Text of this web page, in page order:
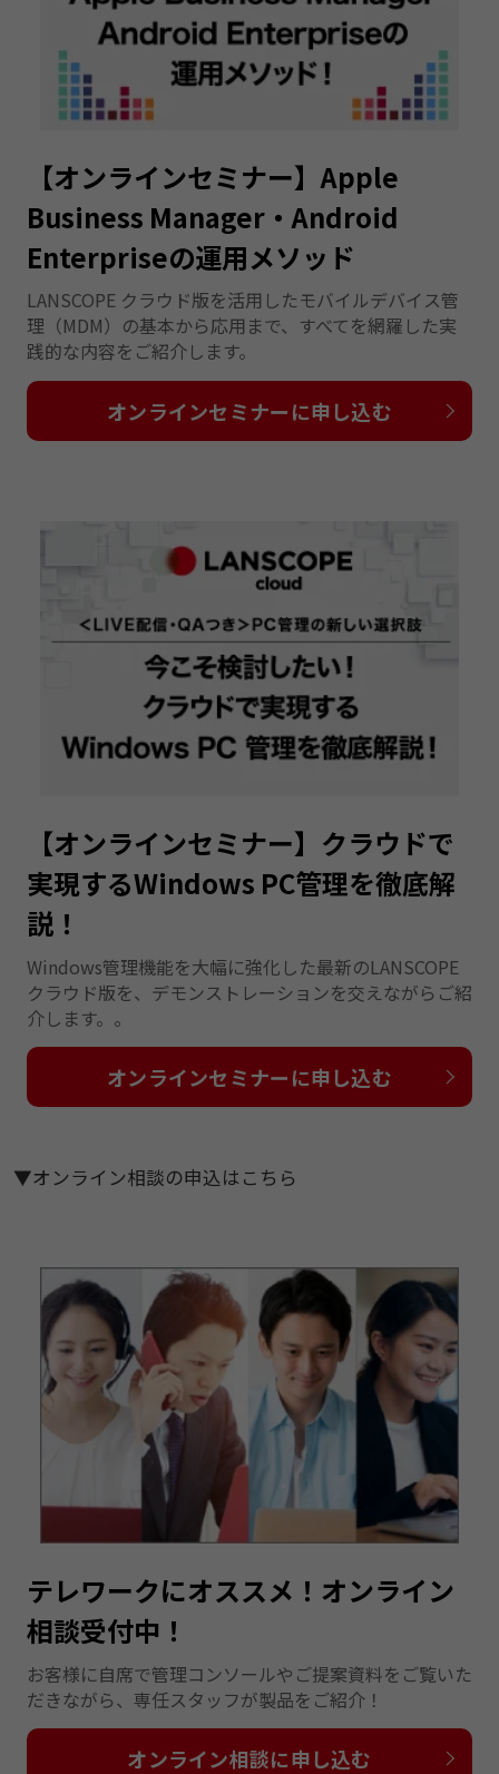
【オンラインセミナー】Apple
Business Manager・Android
Enterpriseの運用メソッド
LANSCOPE クラウド版を活用したモバイルデバイス管
理（MDM）の基本から応用まで、すべてを網羅した実
践的な内容をご紹介します。
オンラインセミナーに申し込む
【オンラインセミナー】クラウドで
実現するWindows PC管理を徹底解
説！
Windows管理機能を大幅に強化した最新のLANSCOPE
クラウド版を、デモンストレーションを交えながらご紹
介します。。
オンラインセミナーに申し込む
▼オンライン相談の申込はこちら
テレワークにオススメ！オンライン
相談受付中！
お客様に自席で管理コンソールやご提案資料をご覧いた
だきながら、専任スタッフが製品をご紹介！
オンライン相談に申し込む